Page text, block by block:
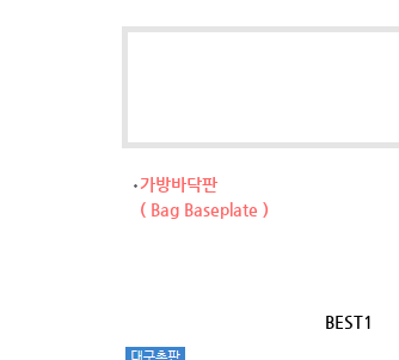
가방바닥판
( Bag Baseplate )
BEST1